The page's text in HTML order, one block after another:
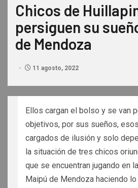
Chicos de
persiguen su
de Mendoza
11 agosto, 2022
Ellos cargan el bolso y se van
objetivos, por sus sueños,
cargados de ilusión y solo
la situación de tres chicos
que se encuentran jugando en
Maipú de Mendoza haciendo